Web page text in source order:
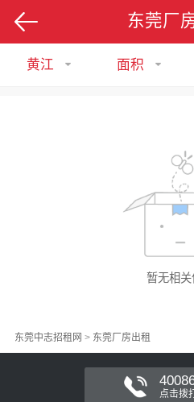
东莞厂
黄江 面积
暂无相关
东莞中志招租网 > 东莞厂房出租
点击拨